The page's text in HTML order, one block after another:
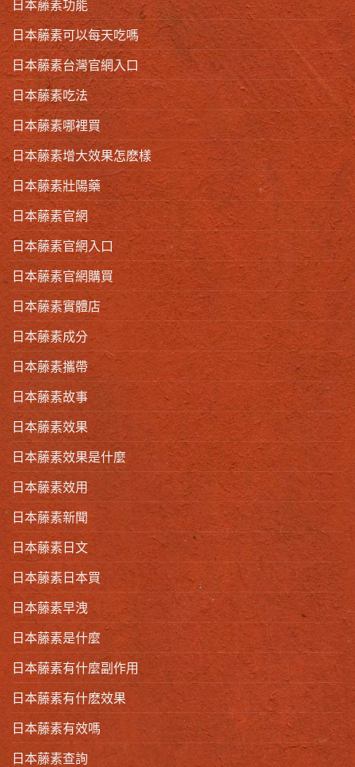
日本藤素功能
日本藤素可以每天吃嗎
日本藤素台灣官網入口
日本藤素吃法
日本藤素哪裡買
日本藤素增大效果怎麽樣
日本藤素壯陽藥
日本藤素官網
日本藤素官網入口
日本藤素官網購買
日本藤素實體店
日本藤素成分
日本藤素攜帶
日本藤素故事
日本藤素效果
日本藤素效果是什麼
日本藤素效用
日本藤素新聞
日本藤素日文
日本藤素日本買
日本藤素早洩
日本藤素是什麼
日本藤素有什麼副作用
日本藤素有什麽效果
日本藤素有效嗎
日本藤素查詢